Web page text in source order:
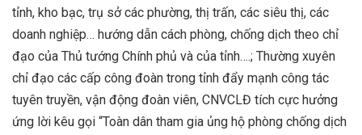
tỉnh, kho bạc, trụ sở các phường, thị trấn, các siêu thị, các
doanh nghiệp… hướng dẫn cách phòng, chống dịch theo chỉ
đạo của Thủ tướng Chính phủ và của tỉnh….; Thường xuyên
chỉ đạo các cấp công đoàn trong tỉnh đẩy mạnh công tác
tuyên truyền, vận động đoàn viên, CNVCLĐ tích cực hưởng
ứng lời kêu gọi “Toàn dân tham gia ủng hộ phòng chống dịch